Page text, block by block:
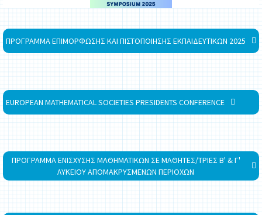
ΠΡΟΓΡΑΜΜΑ ΕΠΙΜΟΡΦΩΣΗΣ ΚΑΙ ΠΙΣΤΟΠΟΙΗΣΗΣ ΕΚΠΑΙΔΕΥΤΙΚΩΝ 2025
EUROPEAN MATHEMATICAL SOCIETIES PRESIDENTS CONFERENCE
ΠΡΟΓΡΑΜΜΑ ΕΝΙΣΧΥΣΗΣ ΜΑΘΗΜΑΤΙΚΩΝ ΣΕ ΜΑΘΗΤΕΣ/ΤΡΙΕΣ Β' & Γ'
ΛΥΚΕΙΟΥ ΑΠΟΜΑΚΡΥΣΜΕΝΩΝ ΠΕΡΙΟΧΩΝ